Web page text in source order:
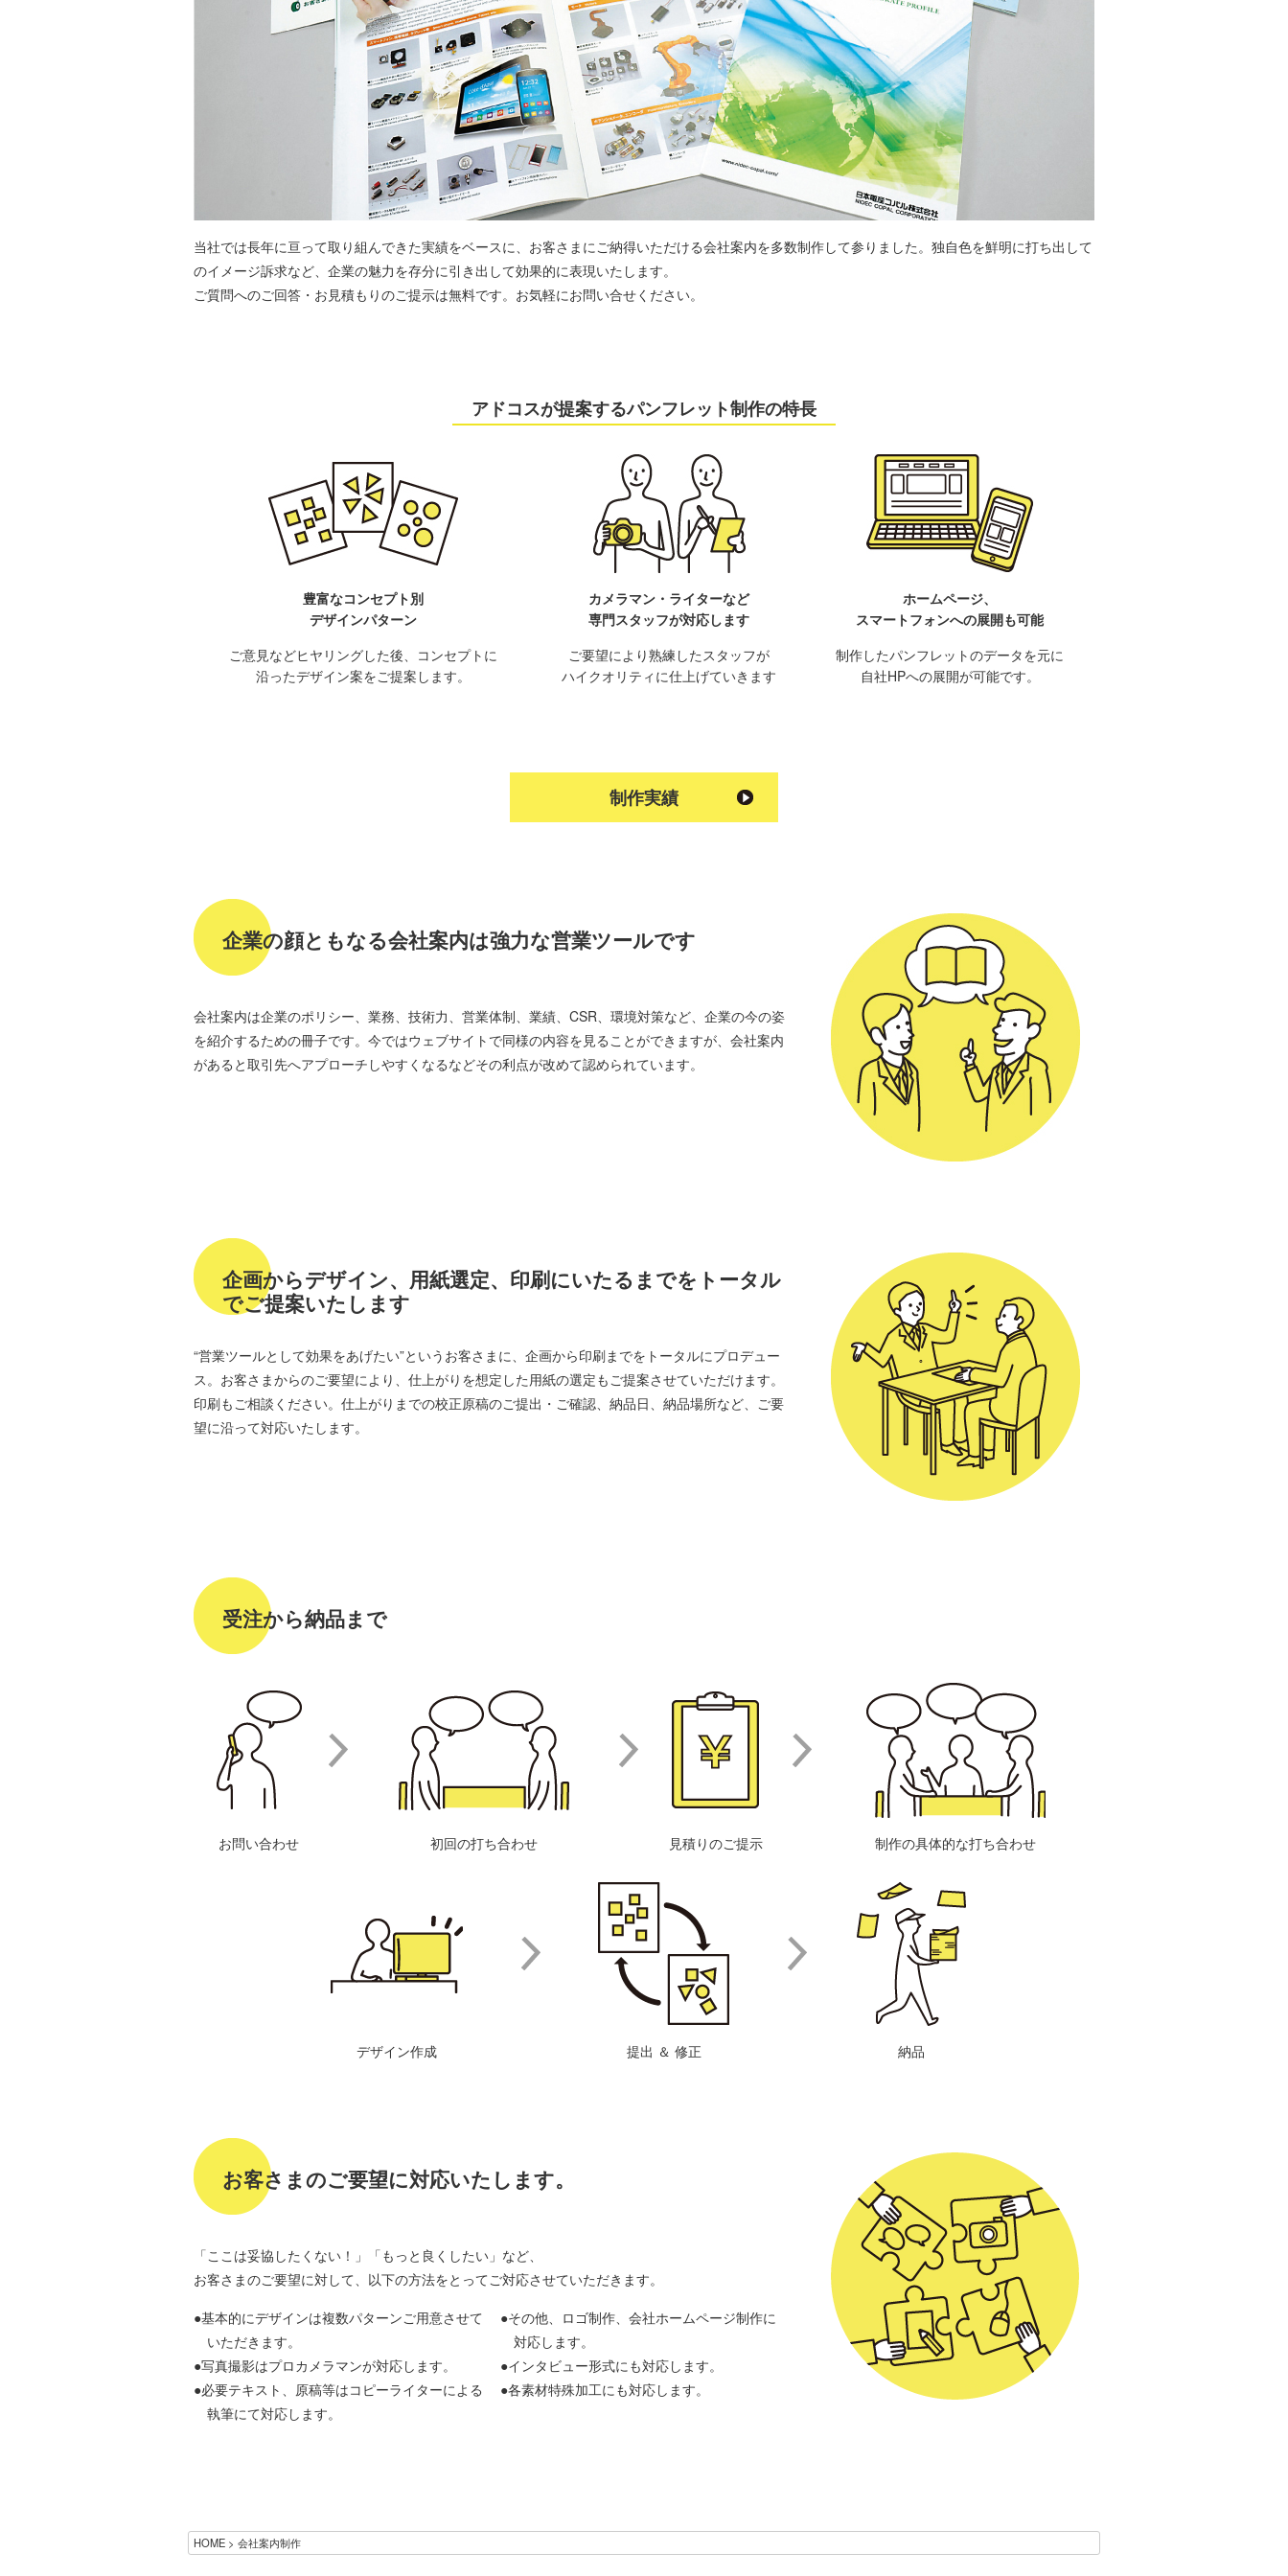
当社では長年に亘って取り組んできた実績をベースに、お客さまにご納得いただける会社案内を多数制作して参りました。独自色を鮮明に打ち出して
のイメージ訴求など、企業の魅力を存分に引き出して効果的に表現いたします。
ご質問へのご回答・お見積もりのご提示は無料です。お気軽にお問い合せください。
アドコスが提案するパンフレット制作の特長
豊富なコンセプト別
デザインパターン
カメラマン・ライターなど
専門スタッフが対応します
ホームページ、
スマートフォンへの展開も可能
ご意見などヒヤリングした後、コンセプトに
沿ったデザイン案をご提案します。
ご要望により熟練したスタッフが
ハイクオリティに仕上げていきます
制作したパンフレットのデータを元に
自社HPへの展開が可能です。
制作実績
企業の顔ともなる会社案内は強力な営業ツールです
会社案内は企業のポリシー、業務、技術力、営業体制、業績、CSR、環境対策など、企業の今の姿
を紹介するための冊子です。今ではウェブサイトで同様の内容を見ることができますが、会社案内
があると取引先へアプローチしやすくなるなどその利点が改めて認められています。
企画からデザイン、用紙選定、印刷にいたるまでをトータル
でご提案いたします
“営業ツールとして効果をあげたい”というお客さまに、企画から印刷までをトータルにプロデュー
ス。お客さまからのご要望により、仕上がりを想定した用紙の選定もご提案させていただけます。
印刷もご相談ください。仕上がりまでの校正原稿のご提出・ご確認、納品日、納品場所など、ご要
望に沿って対応いたします。
受注から納品まで
お問い合わせ 初回の打ち合わせ 見積りのご提示 制作の具体的な打ち合わせ
デザイン作成 提出 ＆ 修正 納品
お客さまのご要望に対応いたします。
「ここは妥協したくない！」「もっと良くしたい」など、
お客さまのご要望に対して、以下の方法をとってご対応させていただきます。
基本的にデザインは複数パターンご用意させて
いただきます。
写真撮影はプロカメラマンが対応します。
必要テキスト、原稿等はコピーライターによる
執筆にて対応します。
その他、ロゴ制作、会社ホームページ制作に
対応します。
インタビュー形式にも対応します。
各素材特殊加工にも対応します。
HOME 会社案内制作